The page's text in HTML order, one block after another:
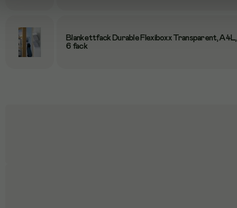
Blankettfack Durable Flexiboxx Transparent, A4L,
6 fack